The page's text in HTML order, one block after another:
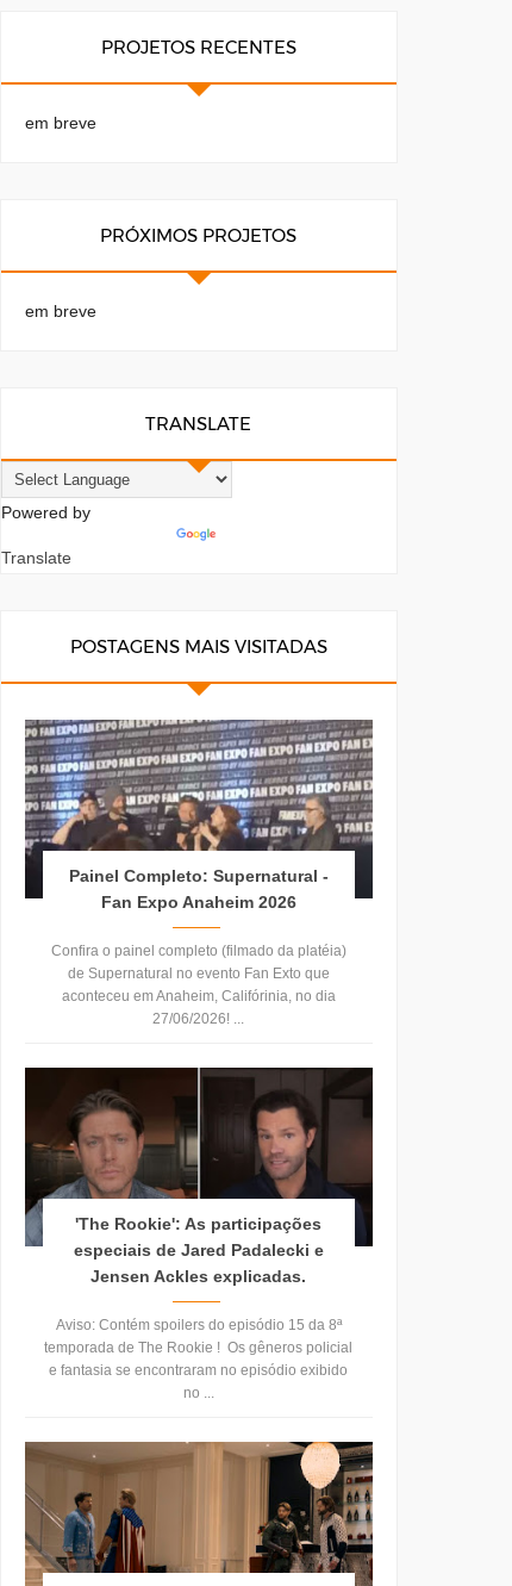
PROJETOS RECENTES
em breve
PRÓXIMOS PROJETOS
em breve
TRANSLATE
Powered by
Translate
POSTAGENS MAIS VISITADAS
Painel Completo: Supernatural -
Fan Expo Anaheim 2026
Confira o painel completo (filmado da platéia)
de Supernatural no evento Fan Exto que
aconteceu em Anaheim, Califórinia, no dia
27/06/2026! ...
'The Rookie': As participações
especiais de Jared Padalecki e
Jensen Ackles explicadas.
Aviso: Contém spoilers do episódio 15 da 8ª
temporada de The Rookie ! Os gêneros policial
e fantasia se encontraram no episódio exibido
no ...